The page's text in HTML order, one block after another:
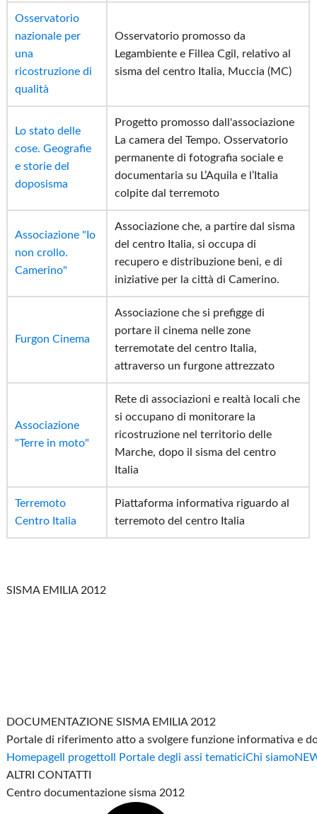
Osservatorio
nazionale per
una
ricostruzione di
qualità
Osservatorio promosso da
Legambiente e Fillea Cgil, relativo al
sisma del centro Italia, Muccia (MC)
Lo stato delle
cose. Geografie
e storie del
doposisma
Progetto promosso dall'associazione
La camera del Tempo. Osservatorio
permanente di fotografia sociale e
documentaria su L’Aquila e l’Italia
colpite dal terremoto
Associazione "Io
non crollo.
Camerino"
Associazione che, a partire dal sisma
del centro Italia, si occupa di
recupero e distribuzione beni, e di
iniziative per la città di Camerino.
Furgon Cinema
Associazione che si prefigge di
portare il cinema nelle zone
terremotate del centro Italia,
attraverso un furgone attrezzato
Associazione
"Terre in moto"
Rete di associazioni e realtà locali che
si occupano di monitorare la
ricostruzione nel territorio delle
Marche, dopo il sisma del centro
Italia
Terremoto
Centro Italia
Piattaforma informativa riguardo al
terremoto del centro Italia
SISMA EMILIA 2012
DOCUMENTAZIONE SISMA EMILIA 2012
Portale di riferimento atto a svolgere funzione informativa e
Homepage Il progetto Il Portale degli assi tematiciChi siamo
ALTRI CONTATTI
Centro documentazione sisma 2012